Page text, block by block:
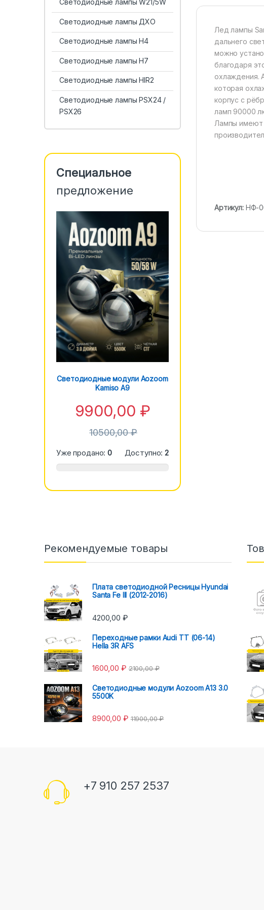
Лед лампы
дальнего
можно
благодаря
охлаждения.
которая
корпус с
ламп 90000
Лампы имеют
Артикул: НФ-
Светодиодные лампы W21/5W
Светодиодные лампы ДХО
Светодиодные лампы H4
Светодиодные лампы H7
Светодиодные лампы HIR2
Светодиодные лампы PSX24 /
PSX26
Специальное
предложение
Светодиодные модули Aozoom
Kamiso A9
9900,00 ₽
10500,00₽
Уже продано:0 Доступно:2
Рекомендуемые товары
Плата светодиодной Ресницы Hyundai
Santa Fe III (2012-2016)
4200,00 ₽
Переходные рамки Audi TT (06-14)
Hella 3R AFS
1600,00 ₽ 2100,00₽
Светодиодные модули Aozoom A13 3.0
5500K
8900,00 ₽ 11900,00₽
+7 910 257 2537